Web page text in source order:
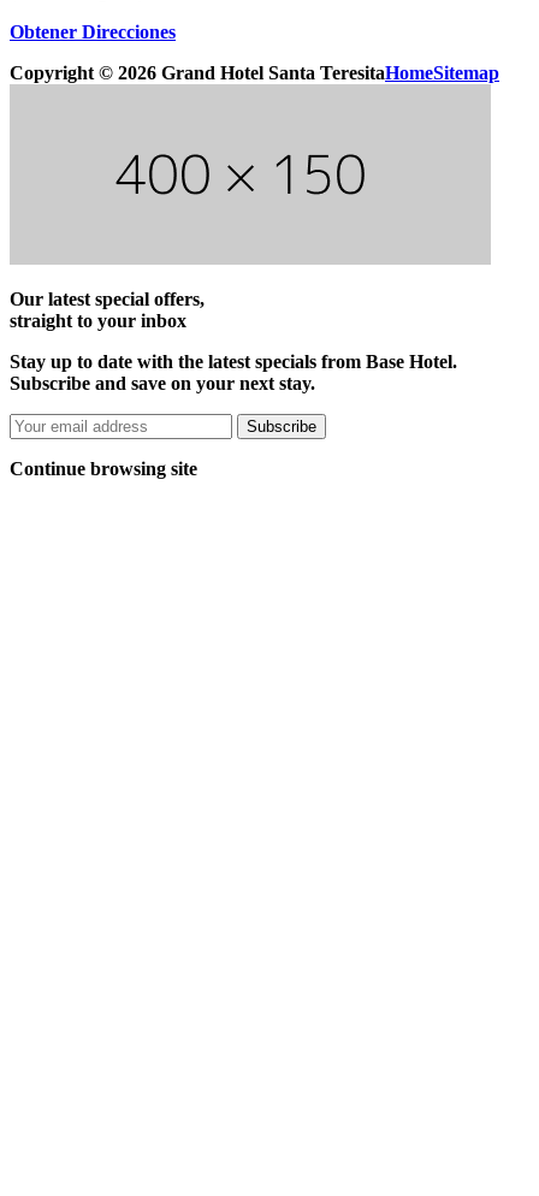
Obtener Direcciones
Copyright © 2026 Grand Hotel Santa TeresitaHomeSitemap
Our latest special offers,
straight to your inbox
Stay up to date with the latest specials from Base Hotel.
Subscribe and save on your next stay.
Subscribe
Continue browsing site